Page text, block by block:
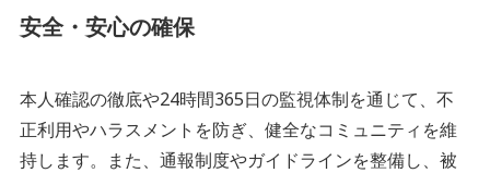
安全・安心の確保
本人確認の徹底や24時間365日の監視体制を通じて、不
正利用やハラスメントを防ぎ、健全なコミュニティを維
持します。また、通報制度やガイドラインを整備し、被